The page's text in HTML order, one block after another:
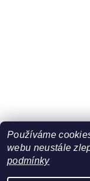
Používáme
webu neustále
podmínky